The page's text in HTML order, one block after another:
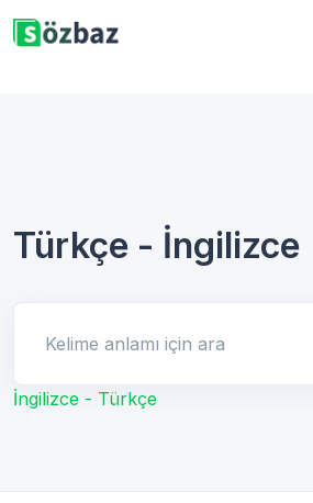
Türkçe - İngilizce
İngilizce - Türkçe